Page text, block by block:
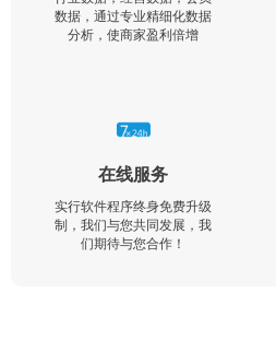
数据，通过专业精细化数据
分析，使商家盈利倍增
在线服务
实行软件程序终身免费升级
制，我们与您共同发展，我
们期待与您合作！